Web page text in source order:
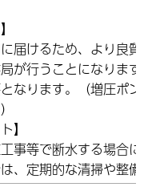
届けるため、より良質
が行うことになります
なります。（増圧ポン
】
事等で断水する場合に
、定期的な清掃や整備